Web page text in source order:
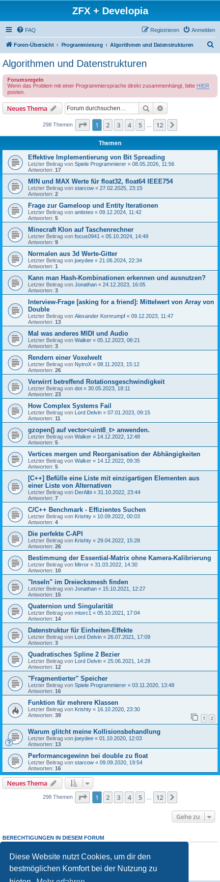
Diese Website nutzt Cookies, um dir den
bestmöglichen Komfort bei der Nutzung zu
ZFX + Developia
FAQ Anmelden
Registrieren
Foren-Übersicht Programmierung Algorithmen und Datenstrukturen
Algorithmen und Datenstrukturen
Forumsregeln
Wenn das Problem mit einer Programmiersprache direkt zusammenhängt, bitte HIER
posten.
Neues Thema Suche
298 Themen Seite 1von 12
1 2 3 4 5 12
Themen
Effektive Implementierung von Bit Spreading
Letzter Beitrag von Spiele Programmierer « 08.05.2026, 11:56
Antworten: 17
MIN und MAX Werte für float32, float64 IEEE754
Letzter Beitrag von starcow « 27.02.2025, 23:15
Antworten: 2
Frage zur Gameloop und Entity Iterationen
Letzter Beitrag von antisteo « 09.12.2024, 11:42
Antworten: 5
Minecraft Klon auf Taschenrechner
Letzter Beitrag von focus0941 « 05.10.2024, 14:49
Antworten: 9
Normalen aus 3d Werte-Gitter
Letzter Beitrag von joeydee « 21.06.2024, 22:34
Antworten: 1
Kann man Hash-Kombinationen erkennen und ausnutzen?
Letzter Beitrag von Jonathan « 24.12.2023, 16:05
Antworten: 3
Interview-Frage [asking for a friend]: Mittelwert von Array von
Double
Letzter Beitrag von Alexander Kornrumpf « 09.12.2023, 11:47
Antworten: 13
Mal was anderes MIDI und Audio
Letzter Beitrag von Walker « 05.12.2023, 08:21
Antworten: 3
Rendern einer Voxelwelt
Letzter Beitrag von NytroX « 08.11.2023, 15:12
Antworten: 26
Verwirrt betreffend Rotationsgeschwindigkeit
Letzter Beitrag von dot « 30.05.2023, 18:11
Antworten: 23
How Complex Systems Fail
Letzter Beitrag von Lord Delvin « 07.01.2023, 09:15
Antworten: 11
gzopen() auf vector<uint8_t> anwenden.
Letzter Beitrag von Walker « 14.12.2022, 12:48
Antworten: 5
Vertices mergen und Reorganisation der Abhängigkeiten
Letzter Beitrag von Walker « 14.12.2022, 09:35
Antworten: 5
[C++] Befülle eine Liste mit einzigartigen Elementen aus
einer Liste von Alternativen
Letzter Beitrag von DerAlbi « 31.10.2022, 23:44
Antworten: 7
C/C++ Benchmark - Effizientes Suchen
Letzter Beitrag von Krishty « 10.09.2022, 00:03
Antworten: 4
Die perfekte C-API
Letzter Beitrag von Krishty « 29.04.2022, 15:28
Antworten: 26
Bestimmung der Essential-Matrix ohne Kamera-Kalibrierung
Letzter Beitrag von Mirror « 31.03.2022, 14:30
Antworten: 10
"Inseln" im Dreiecksmesh finden
Letzter Beitrag von Jonathan « 15.10.2021, 12:27
Antworten: 15
Quaternion und Singularität
Letzter Beitrag von mtorc1 « 05.10.2021, 17:04
Antworten: 14
Datenstruktur für Einheiten-Effekte
Letzter Beitrag von Lord Delvin « 26.07.2021, 17:09
Antworten: 3
Quadratisches Spline 2 Bezier
Letzter Beitrag von Lord Delvin « 25.06.2021, 14:28
Antworten: 12
"Fragmentierter" Speicher
Letzter Beitrag von Spiele Programmierer « 03.11.2020, 13:48
Antworten: 16
Funktion für mehrere Klassen
Letzter Beitrag von Krishty « 16.10.2020, 23:30
Antworten: 39 1 2
Warum glitcht meine Kollisionsbehandlung
Letzter Beitrag von joeydee « 01.10.2020, 12:03
Antworten: 13
Performancegewinn bei double zu float
Letzter Beitrag von starcow « 09.09.2020, 19:54
Antworten: 16
Neues Thema
298 Themen Seite 1von 12
1 2 3 4 5 12
Gehe zu
BERECHTIGUNGEN IN DIESEM FORUM
Du darfst keineAntworten zu Themen in diesem Forum erstellen.
Du darfst deine Beiträge in diesem Forumnichtändern.
Du darfst deine Beiträge in diesem Forum nicht löschen.
keine